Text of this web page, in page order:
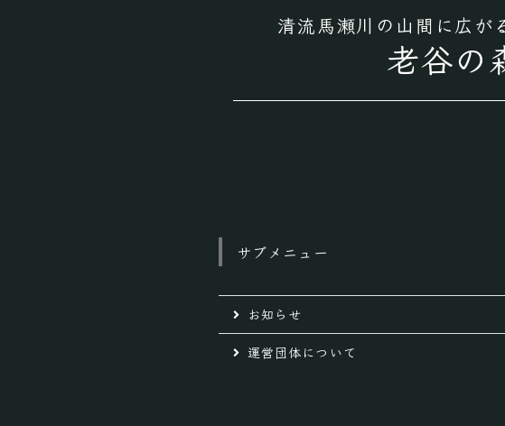
清流馬瀬川の山間に広が
老谷の
サブメニュー
お知らせ
運営団体について